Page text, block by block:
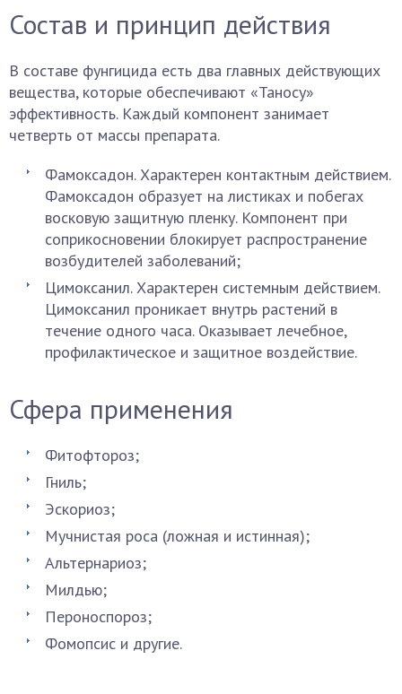
Состав и принцип действия
В составе фунгицида есть два главных действующих
вещества, которые обеспечивают «Таносу»
эффективность. Каждый компонент занимает
четверть от массы препарата.
Фамоксадон. Характерен контактным действием.
Фамоксадон образует на листиках и побегах
восковую защитную пленку. Компонент при
соприкосновении блокирует распространение
возбудителей заболеваний;
Цимоксанил. Характерен системным действием.
Цимоксанил проникает внутрь растений в
течение одного часа. Оказывает лечебное,
профилактическое и защитное воздействие.
Сфера применения
Фитофтороз;
Гниль;
Эскориоз;
Мучнистая роса (ложная и истинная);
Альтернариоз;
Милдью;
Пероноспороз;
Фомопсис и другие.